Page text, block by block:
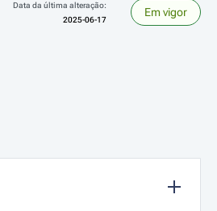
Data da última alteração:
2025-06-17
Em vigor